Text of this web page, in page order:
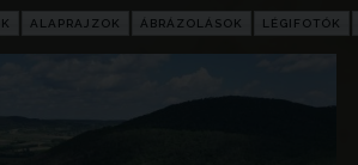
ALAPRAJZOK ÁBRÁZOLÁSOK LÉGIFOTÓK